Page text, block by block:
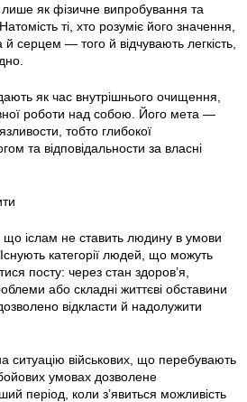
як фізичне випробування та
ті, хто розуміє його значення,
й серцем — того й відчувають легкість,
як час внутрішнього очищення,
роботи над собою. Його мета —
тобто глибокої
та відповідальности за власні
іслам не ставить людину в умови
категорії людей, що можуть
посту: через стан здоров’я,
або складні життєві обставини
відкласти й надолужити
ситуацію військових, що перебувають
умовах дозволене
період, коли з’явиться можливість